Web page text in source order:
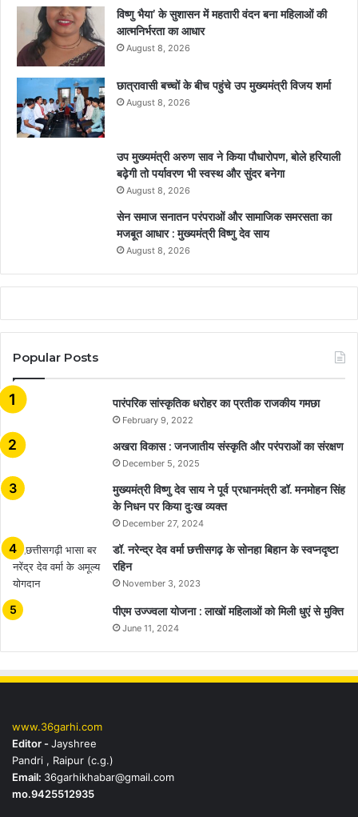
विष्णु भैया’ के सुशासन में महतारी वंदन बना महिलाओं की
आत्मनिर्भरता का आधार
August 8, 2026
छात्रावासी बच्चों के बीच पहुंचे उप मुख्यमंत्री विजय शर्मा
August 8, 2026
उप मुख्यमंत्री अरुण साव ने किया पौधारोपण, बोले हरियाली
बढ़ेगी तो पर्यावरण भी स्वस्थ और सुंदर बनेगा
August 8, 2026
सेन समाज सनातन परंपराओं और सामाजिक समरसता का
मजबूत आधार : मुख्यमंत्री विष्णु देव साय
August 8, 2026
Popular Posts
​​​​​​​पारंपरिक सांस्कृतिक धरोहर का प्रतीक राजकीय गमछा
February 9, 2022
अखरा विकास : जनजातीय संस्कृति और परंपराओं का संरक्षण
December 5, 2025
मुख्यमंत्री विष्णु देव साय ने पूर्व प्रधानमंत्री डॉ. मनमोहन सिंह
के निधन पर किया दुःख व्यक्त
December 27, 2024
डॉ. नरेन्द्र देव वर्मा छत्तीसगढ़ के सोनहा बिहान के स्वप्नदृष्टा
रहिन
November 3, 2023
पीएम उज्ज्वला योजना : लाखों महिलाओं को मिली धुएं से मुक्ति
June 11, 2024
www.36garhi.com
Editor -Jayshree
Pandri , Raipur (c.g.)
Email: 36garhikhabar@gmail.com
mo.9425512935